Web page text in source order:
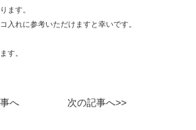
ます。
入れに参考いただけますと幸いです。
す。
事へ
次の記事へ>>